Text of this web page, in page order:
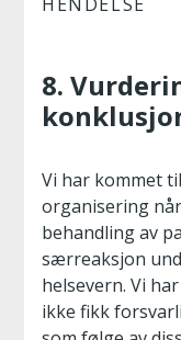
8.
Vi har kommet
organisering
behandling av
særreaksjon
helsevern. Vi
ikke fikk